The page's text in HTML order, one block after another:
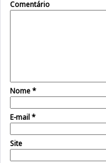
Comentário
Nome*
E-mail*
Site